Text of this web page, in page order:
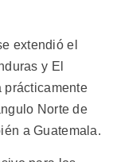
extendió el
y El
prácticamente
Norte de
a Guatemala.